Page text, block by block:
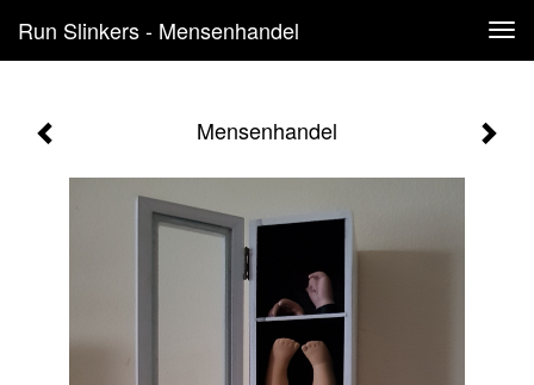
Run Slinkers - Mensenhandel
Mensenhandel